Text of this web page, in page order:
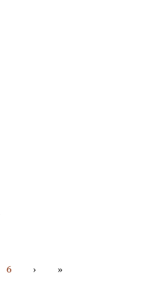
Página
6
Siguiente página
›
Última página
»